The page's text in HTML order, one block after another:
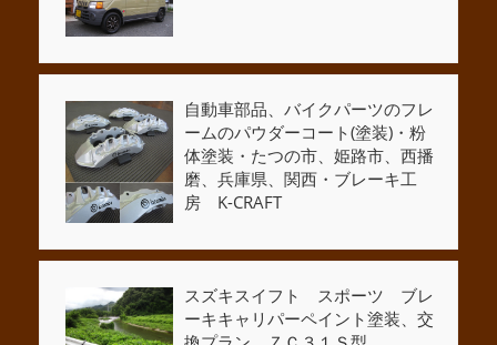
自動車部品、バイクパーツのフレ
ームのパウダーコート(塗装)・粉
体塗装・たつの市、姫路市、西播
磨、兵庫県、関西・ブレーキ工
房 K-CRAFT
スズキスイフト スポーツ ブレ
ーキキャリパーペイント塗装、交